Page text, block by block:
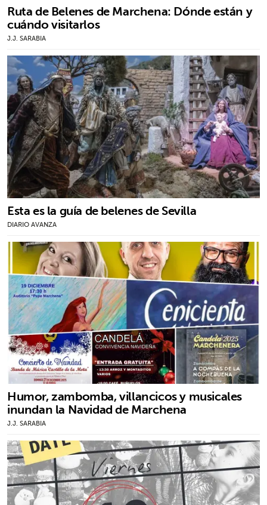
Ruta de Belenes de Marchena: Dónde están y
cuándo visitarlos
J.J. SARABIA
Esta es la guía de belenes de Sevilla
DIARIO AVANZA
Humor, zambomba, villancicos y musicales
inundan la Navidad de Marchena
J.J. SARABIA